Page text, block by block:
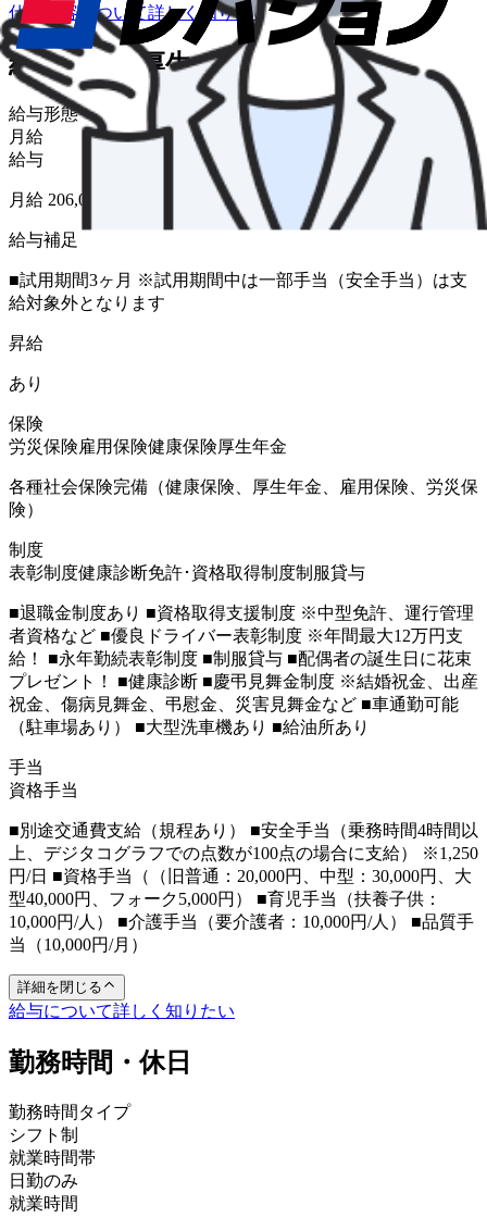
仕事内容について詳しく知りたい
給与・福利厚生
給与形態
月給
給与
月給 206,000円〜287,000円
給与補足
■試用期間3ヶ月 ※試用期間中は一部手当（安全手当）は支
給対象外となります
昇給
あり
保険
労災保険雇用保険健康保険厚生年金
各種社会保険完備（健康保険、厚生年金、雇用保険、労災保
険）
制度
表彰制度健康診断免許･資格取得制度制服貸与
■退職金制度あり ■資格取得支援制度 ※中型免許、運行管理
者資格など ■優良ドライバー表彰制度 ※年間最大12万円支
給！ ■永年勤続表彰制度 ■制服貸与 ■配偶者の誕生日に花束
プレゼント！ ■健康診断 ■慶弔見舞金制度 ※結婚祝金、出産
祝金、傷病見舞金、弔慰金、災害見舞金など ■車通勤可能
（駐車場あり） ■大型洗車機あり ■給油所あり
手当
資格手当
■別途交通費支給（規程あり） ■安全手当（乗務時間4時間以
上、デジタコグラフでの点数が100点の場合に支給） ※1,250
円/日 ■資格手当（（旧普通：20,000円、中型：30,000円、大
型40,000円、フォーク5,000円） ■育児手当（扶養子供：
10,000円/人） ■介護手当（要介護者：10,000円/人） ■品質手
当（10,000円/月）
詳細を閉じる
給与について詳しく知りたい
勤務時間・休日
勤務時間タイプ
シフト制
就業時間帯
日勤のみ
就業時間